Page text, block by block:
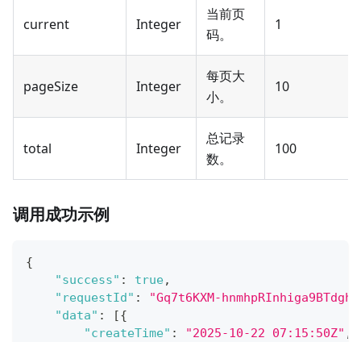
current Integer
当前页
码。
1
pageSize Integer
每页大
小。
10
total Integer
总记录
数。
100
调用成功示例
{
"success" : true,
"requestId" :
"Gq7t6KXM-
"data" : [{
"createTime" : "2025-10-22 07:15:50Z" ,